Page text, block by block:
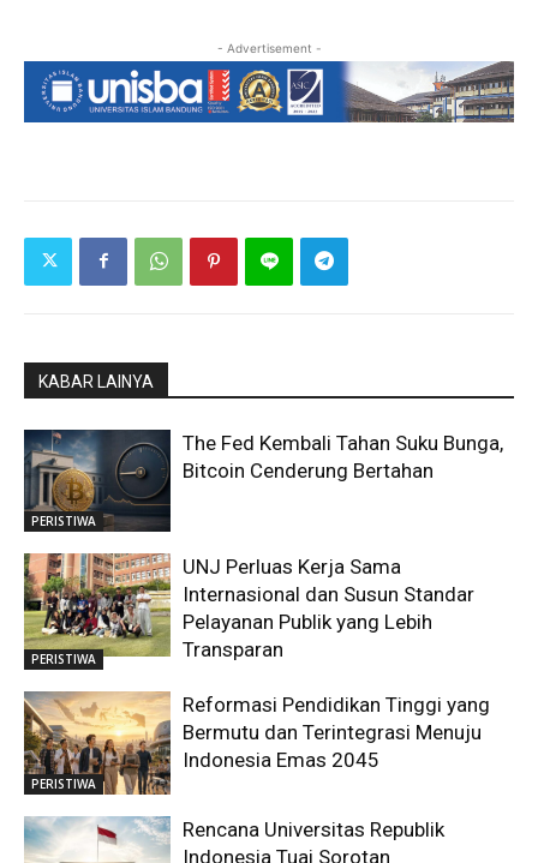
- Advertisement -
KABAR LAINYA
PERISTIWA
The Fed Kembali Tahan Suku Bunga,
Bitcoin Cenderung Bertahan
PERISTIWA
UNJ Perluas Kerja Sama
Internasional dan Susun Standar
Pelayanan Publik yang Lebih
Transparan
PERISTIWA
Reformasi Pendidikan Tinggi yang
Bermutu dan Terintegrasi Menuju
Indonesia Emas 2045
Rencana Universitas Republik
Indonesia Tuai Sorotan